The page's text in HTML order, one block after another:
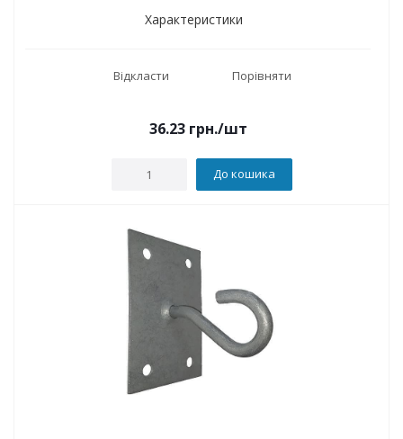
Характеристики
Відкласти Порівняти
36.23 грн./шт
До кошика